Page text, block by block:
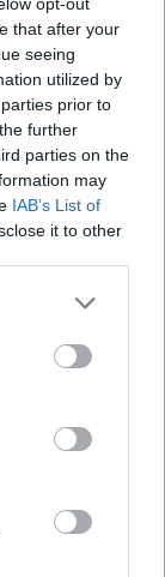
that after your
seeing
utilized by
prior to
further
parties on the
may
IAB’s List of
it to other
more Google
may click to
tags to
below Google